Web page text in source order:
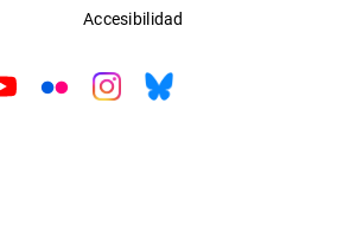
Accesibilidad
FlickrInstagram
Bluesky